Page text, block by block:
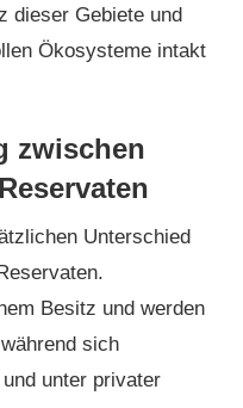
dieser Gebiete und
Ökosysteme intakt
zwischen
Unterschied
Besitz und werden
sich
unter privater